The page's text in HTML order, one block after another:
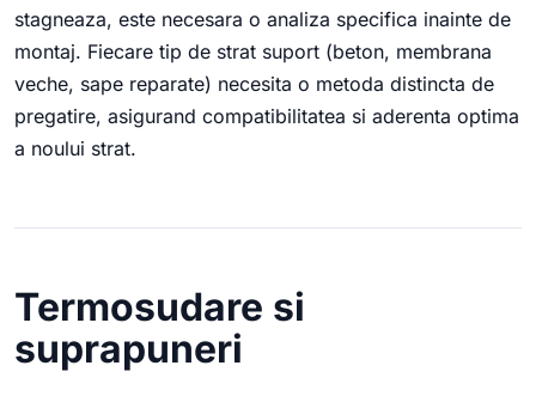
stagneaza, este necesara o analiza specifica inainte de
montaj. Fiecare tip de strat suport (beton, membrana
veche, sape reparate) necesita o metoda distincta de
pregatire, asigurand compatibilitatea si aderenta optima
a noului strat.
Termosudare si
suprapuneri